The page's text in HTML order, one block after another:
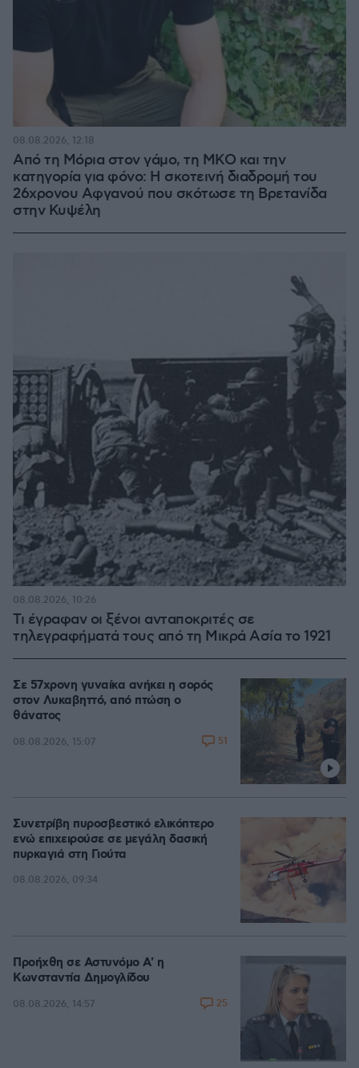
Από τη Μόρια στον γάμο, τη ΜΚΟ και την
κατηγορία για φόνο: Η σκοτεινή διαδρομή του
26χρονου Αφγανού που σκότωσε τη Βρετανίδα
στην Κυψέλη
08.08.2026, 12:18
Τι έγραφαν οι ξένοι ανταποκριτές σε
τηλεγραφήματά τους από τη Μικρά Ασία το 1921
08.08.2026, 10:26
Σε 57χρονη γυναίκα ανήκει η σορός
στον Λυκαβηττό, από πτώση ο
θάνατος
08.08.2026, 15:07 51
Συνετρίβη πυροσβεστικό ελικόπτερο
ενώ επιχειρούσε σε μεγάλη δασική
πυρκαγιά στη Γιούτα
08.08.2026, 09:34
Προήχθη σε Αστυνόμο Α' η
Κωνσταντία Δημογλίδου
08.08.2026, 14:57 25